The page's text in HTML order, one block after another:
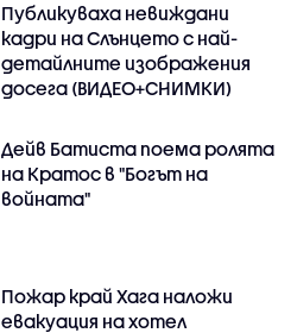
Публикуваха невиждани
кадри на Слънцето с най-
детайлните изображения
досега (ВИДЕО+СНИМКИ)
Дейв Батиста поема ролята
на Кратос в "Богът на
войната"
Пожар край Хага наложи
евакуация на хотел